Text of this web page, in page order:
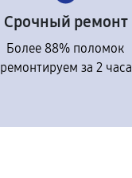
Срочный ремонт
Более 88% поломок
ремонтируем за 2 часа